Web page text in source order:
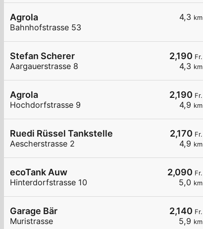
4,3 km
Agrola
Bahnhofstrasse 53
2,190 Fr.
4,3 km
Stefan Scherer
Aargauerstrasse 8
2,190 Fr.
4,9 km
Agrola
Hochdorfstrasse 9
2,170 Fr.
4,9 km
Ruedi Rüssel Tankstelle
Aescherstrasse 2
2,090 Fr.
5,0 km
ecoTank Auw
Hinterdorfstrasse 10
2,140 Fr.
5,9 km
Garage Bär
Muristrasse